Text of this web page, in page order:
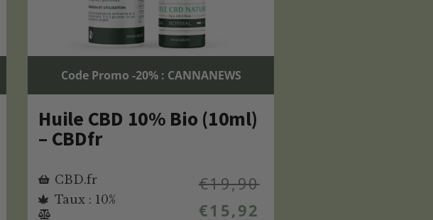
Code Promo -20% : CANNANEWS
Huile CBD 10% Bio (10ml)
– CBDfr
CBD.fr
Taux : 10%
€19,90
€15,92